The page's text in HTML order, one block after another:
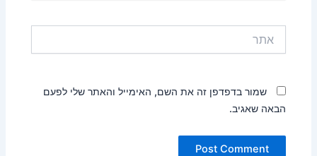
שמור בדפדפן זה את השם, האימייל והאתר שלי לפעם
הבאה שאגיב.